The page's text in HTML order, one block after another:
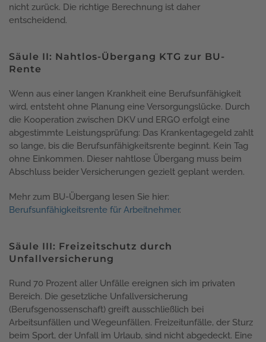
nicht zurück. Die richtige Berechnung ist daher
entscheidend.
Säule II: Nahtlos-Übergang KTG zur BU-
Rente
Wenn aus einer langen Krankheit eine Berufsunfähigkeit
wird, entsteht ohne Planung eine Versorgungslücke. Durch
die Kooperation zwischen DKV und ERGO erfolgt eine
abgestimmte Leistungsprüfung: Das Krankentagegeld zahlt
so lange, bis die Berufsunfähigkeitsrente beginnt. Kein Tag
ohne Einkommen. Dieser nahtlose Übergang muss beim
Abschluss beider Versicherungen gezielt geplant werden.
Mehr zum BU-Übergang lesen Sie hier:
Berufsunfähigkeitsrente für Arbeitnehmer.
Säule III: Freizeitschutz durch
Unfallversicherung
Rund 70 Prozent aller Unfälle ereignen sich im privaten
Bereich. Die gesetzliche Unfallversicherung
(Berufsgenossenschaft) greift ausschließlich bei
Arbeitsunfällen und Wegeunfällen. Freizeitunfälle, der Sturz
beim Sport, der Unfall im Urlaub, sind nicht abgedeckt. Eine